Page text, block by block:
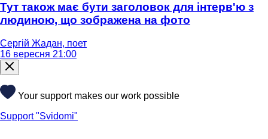
Тут також має бути заголовок для інтерв'ю з
людиною, що зображена на фото
Сергій Жадан, поет
16 вересня 21:00
Your support makes our work possible
Support "Svidomi"